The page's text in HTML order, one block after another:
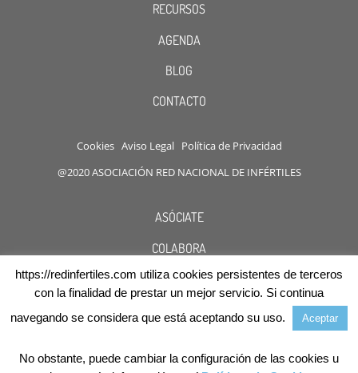
RECURSOS
AGENDA
BLOG
CONTACTO
Cookies Aviso Legal Política de Privacidad
@2020 ASOCIACIÓN RED NACIONAL DE INFÉRTILES
ASÓCIATE
COLABORA
DESCUENTOS
https://redinfertiles.com utiliza cookies persistentes de terceros
con la finalidad de prestar un mejor servicio. Si continua
navegando se considera que está aceptando su uso.
Aceptar
No obstante, puede cambiar la configuración de las cookies u